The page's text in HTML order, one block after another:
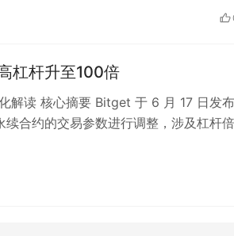
杠杆升至100倍
解读 核心摘要 Bitget 于 6 月 17 日发
合约的交易参数进行调整，涉及杠杆倍